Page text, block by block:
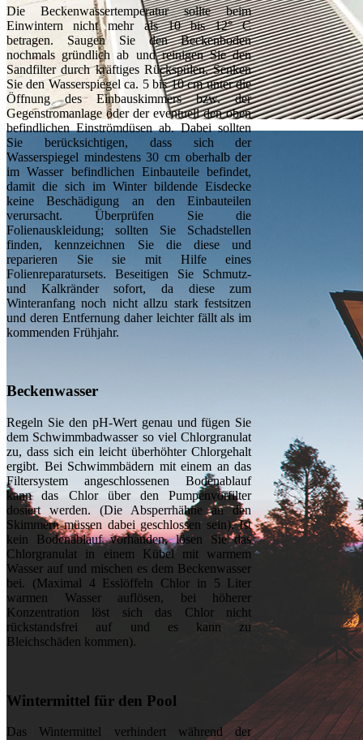
Die Beckenwassertemperatur sollte beim
Einwintern nicht mehr als 10 bis 12° C
betragen. Saugen Sie den Beckenboden
nochmals gründlich ab und reinigen Sie den
Sandfilter durch kräftiges Rückspülen. Senken
Sie den Wasserspiegel ca. 5 bis 10 cm unter die
Öffnung des Einbauskimmers bzw. der
Gegenstromanlage oder der eventuell den oben
befindlichen Einströmdüsen ab. Dabei sollten
Sie berücksichtigen, dass sich der
Wasserspiegel mindestens 30 cm oberhalb der
im Wasser befindlichen Einbauteile befindet,
damit die sich im Winter bildende Eisdecke
keine Beschädigung an den Einbauteilen
verursacht. Überprüfen Sie die
Folienauskleidung; sollten Sie Schadstellen
finden, kennzeichnen Sie die diese und
reparieren Sie sie mit Hilfe eines
Folienreparatursets. Beseitigen Sie Schmutz-
und Kalkränder sofort, da diese zum
Winteranfang noch nicht allzu stark festsitzen
und deren Entfernung daher leichter fällt als im
kommenden Frühjahr.
Beckenwasser
Regeln Sie den pH-Wert genau und fügen Sie
dem Schwimmbadwasser so viel Chlorgranulat
zu, dass sich ein leicht überhöhter Chlorgehalt
ergibt. Bei Schwimmbädern mit einem an das
Filtersystem angeschlossenen Bodenablauf
kann das Chlor über den Pumpenvorfilter
dosiert werden. (Die Absperrhähne an den
Skimmern müssen dabei geschlossen sein). Ist
kein Bodenablauf vorhanden, lösen Sie das
Chlorgranulat in einem Kübel mit warmem
Wasser auf und mischen es dem Beckenwasser
bei. (Maximal 4 Esslöffeln Chlor in 5 Liter
warmen Wasser auflösen, bei höherer
Konzentration löst sich das Chlor nicht
rückstandsfrei auf und es kann zu
Bleichschäden kommen).
Wintermittel für den Pool
Das Wintermittel verhindert während der